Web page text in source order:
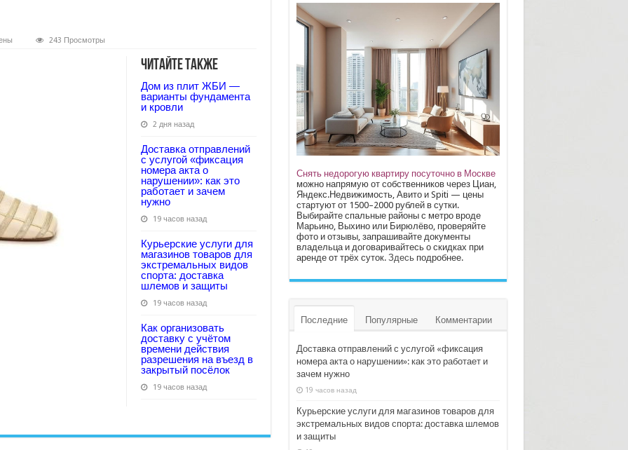
243 Просмотры
Читайте также
Дом из плит ЖБИ —
варианты фундамента
и кровли
2 дня назад
Доставка отправлений
с услугой «фиксация
номера акта о
нарушении»: как это
работает и зачем
нужно
19 часов назад
Курьерские услуги для
магазинов товаров для
экстремальных видов
спорта: доставка
шлемов и защиты
19 часов назад
Как организовать
доставку с учётом
времени действия
разрешения на въезд в
закрытый посёлок
19 часов назад
Снять недорогую квартиру посуточно в Москве
можно напрямую от собственников через Циан,
Яндекс.Недвижимость, Авито и Spiti — цены
стартуют от 1500–2000 рублей в сутки.
Выбирайте спальные районы с метро вроде
Марьино, Выхино или Бирюлёво, проверяйте
фото и отзывы, запрашивайте документы
владельца и договаривайтесь о скидках при
аренде от трёх суток. Здесьподробнее.
Последние Популярные Комментарии
Доставка отправлений с услугой «фиксация
номера акта о нарушении»: как это работает и
зачем нужно
19 часов назад
Курьерские услуги для магазинов товаров для
экстремальных видов спорта: доставка шлемов
и защиты